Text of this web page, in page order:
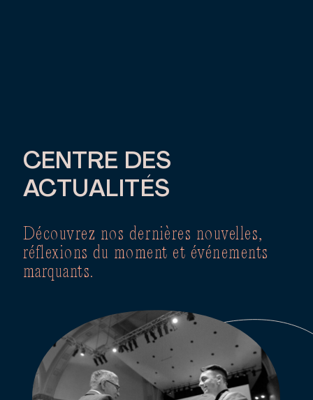
CENTRE DES
ACTUALITÉS
Découvrez nos dernières nouvelles,
réflexions du moment et événements
marquants.